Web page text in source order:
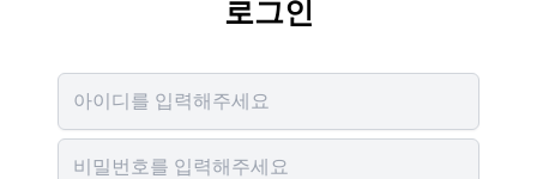
로그인